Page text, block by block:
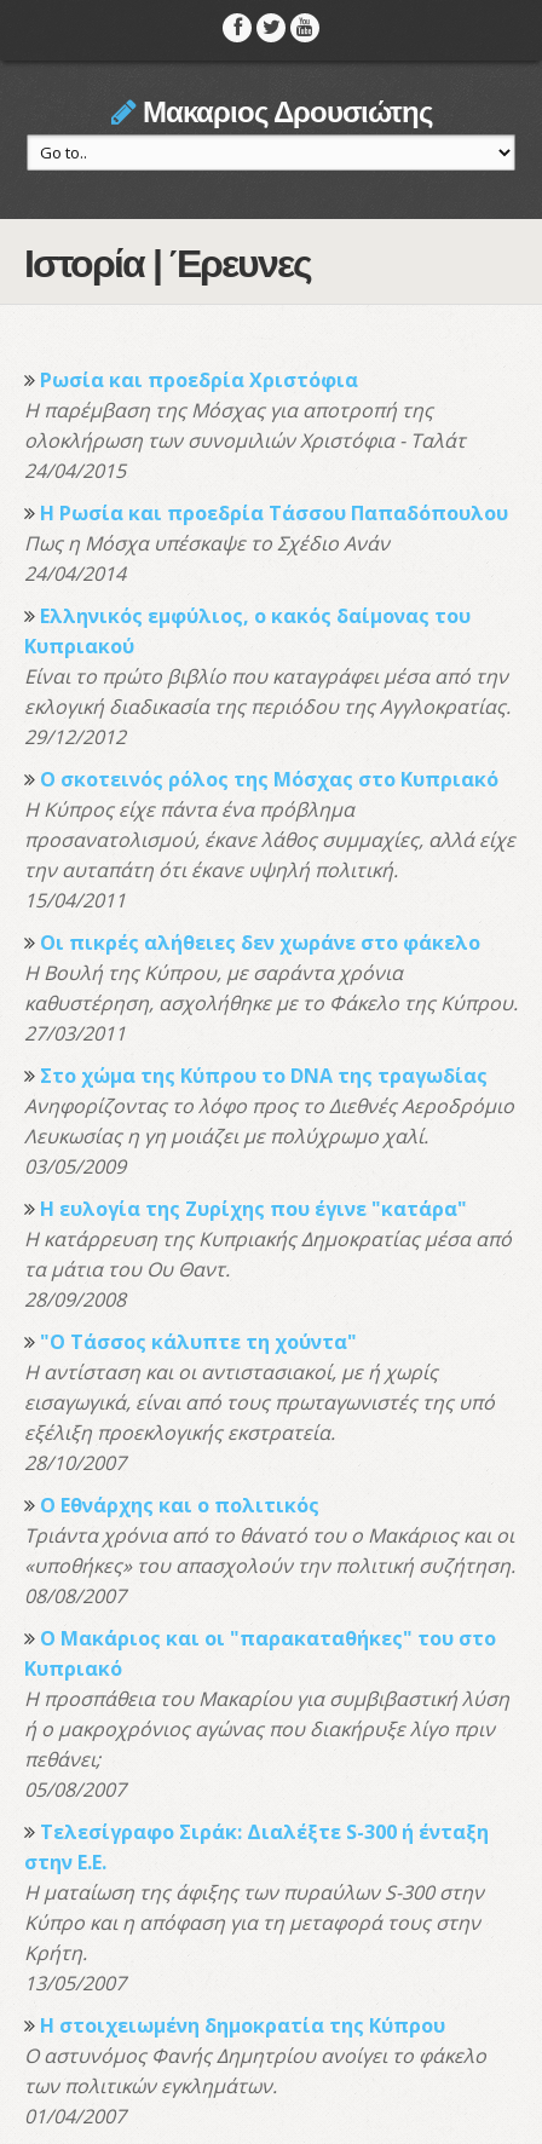
Μακαριος Δρουσιώτης
Ιστορία | Έρευνες
Ρωσία και προεδρία Χριστόφια
Η παρέμβαση της Μόσχας για αποτροπή της
ολοκλήρωση των συνομιλιών Χριστόφια - Ταλάτ
24/04/2015
Η Ρωσία και προεδρία Τάσσου Παπαδόπουλου
Πως η Μόσχα υπέσκαψε το Σχέδιο Ανάν
24/04/2014
Ελληνικός εμφύλιος, ο κακός δαίμονας του
Κυπριακού
Είναι το πρώτο βιβλίο που καταγράφει μέσα από την
εκλογική διαδικασία της περιόδου της Αγγλοκρατίας.
29/12/2012
O σκοτεινός ρόλος της Μόσχας στο Κυπριακό
Η Κύπρος είχε πάντα ένα πρόβλημα
προσανατολισμού, έκανε λάθος συμμαχίες, αλλά είχε
την αυταπάτη ότι έκανε υψηλή πολιτική.
15/04/2011
Οι πικρές αλήθειες δεν χωράνε στο φάκελο
Η Βουλή της Κύπρου, με σαράντα χρόνια
καθυστέρηση, ασχολήθηκε με το Φάκελο της Κύπρου.
27/03/2011
Στο χώμα της Κύπρου το DNA της τραγωδίας
Ανηφορίζοντας το λόφο προς το Διεθνές Αεροδρόμιο
Λευκωσίας η γη μοιάζει με πολύχρωμο χαλί.
03/05/2009
Η ευλογία της Ζυρίχης που έγινε "κατάρα"
Η κατάρρευση της Κυπριακής Δημοκρατίας μέσα από
τα μάτια του Ου Θαντ.
28/09/2008
"Ο Τάσσος κάλυπτε τη χούντα"
Η αντίσταση και οι αντιστασιακοί, με ή χωρίς
εισαγωγικά, είναι από τους πρωταγωνιστές της υπό
εξέλιξη προεκλογικής εκστρατεία.
28/10/2007
Ο Εθνάρχης και ο πολιτικός
Τριάντα χρόνια από το θάνατό του ο Μακάριος και οι
«υποθήκες» του απασχολούν την πολιτική συζήτηση.
08/08/2007
Ο Μακάριος και οι "παρακαταθήκες" του στο
Κυπριακό
Η προσπάθεια του Μακαρίου για συμβιβαστική λύση
ή ο μακροχρόνιος αγώνας που διακήρυξε λίγο πριν
πεθάνει;
05/08/2007
Τελεσίγραφο Σιράκ: Διαλέξτε S-300 ή ένταξη
στην Ε.Ε.
Η ματαίωση της άφιξης των πυραύλων S-300 στην
Κύπρο και η απόφαση για τη μεταφορά τους στην
Κρήτη.
13/05/2007
Η στοιχειωμένη δημοκρατία της Κύπρου
Ο αστυνόμος Φανής Δημητρίου ανοίγει το φάκελο
των πολιτικών εγκλημάτων.
01/04/2007